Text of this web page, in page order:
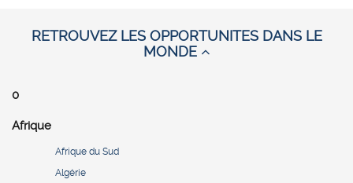
RETROUVEZ LES OPPORTUNITES DANS LE
MONDE
0
Afrique
Afrique du Sud
Algérie